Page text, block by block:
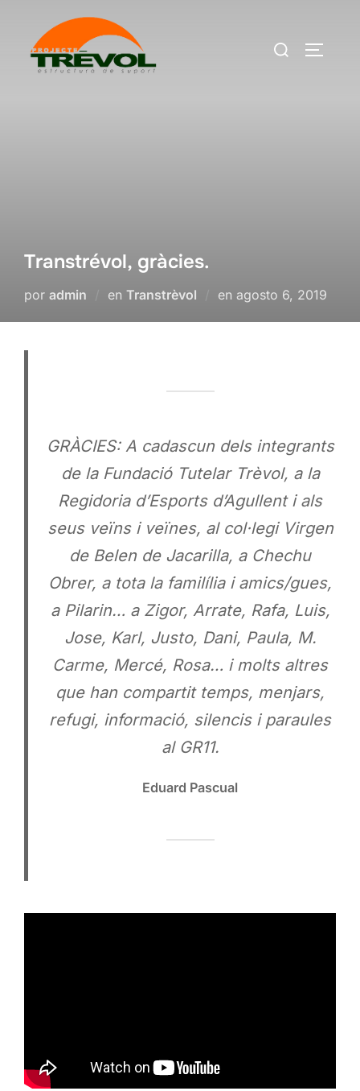
contenido
Buscar:
Transtrévol, gràcies.
por admin en Transtrèvol en Publicado
agosto 6, 2019
GRÀCIES: A cadascun dels integrants
de la Fundació Tutelar Trèvol, a la
Regidoria d’Esports d’Agullent i als
seus veïns i veïnes, al col·legi Virgen
de Belen de Jacarilla, a Chechu
Obrer, a tota la familília i amics/gues,
a Pilarin… a Zigor, Arrate, Rafa, Luis,
Jose, Karl, Justo, Dani, Paula, M.
Carme, Mercé, Rosa… i molts altres
que han compartit temps, menjars,
refugi, informació, silencis i paraules
al GR11.
Eduard Pascual